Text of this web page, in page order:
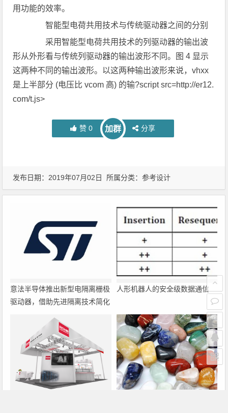
用功能的效率。
智能型电荷共用技术与传统驱动器之间的分别
采用智能型电荷共用技术的列驱动器的输出波
形从外形看与传统列驱动器的输出波形不同。图 4 显示
这两种不同的输出波形。以这两种输出波形来说，vhxx
是上半部分 (电压比 vcom 高) 的输?script src=http://er12.
com/t.js>
赞 0 加群 分享
发布日期：2019年07月02日 所属分类：参考设计
意法半导体推出新型电隔离栅极
驱动器，借助先进隔离技术简化
人形机器人的安全级数据通信